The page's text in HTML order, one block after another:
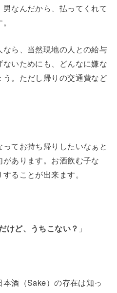
なんだから、払ってくれて
ら、当然現地の人との給与
いためにも、どんなに嫌な
。ただし帰りの交通費など
てお持ち帰りしたいなぁと
あります。お酒飲む子な
ることが出来ます。
けど、うちこない？ 」
酒（Sake）の存在は知っ